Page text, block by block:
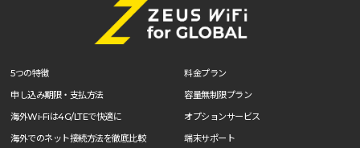
5つの特徴
料金プラン
申し込み期限・支払方法
容量無制限プラン
海外Wi-Fiは4G/LTEで快適に
オプションサービス
海外でのネット接続方法を徹底比較
端末サポート